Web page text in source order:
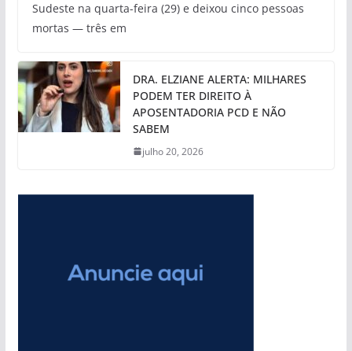
Sudeste na quarta-feira (29) e deixou cinco pessoas
mortas — três em
DRA. ELZIANE ALERTA: MILHARES
PODEM TER DIREITO À
APOSENTADORIA PCD E NÃO
SABEM
julho 20, 2026